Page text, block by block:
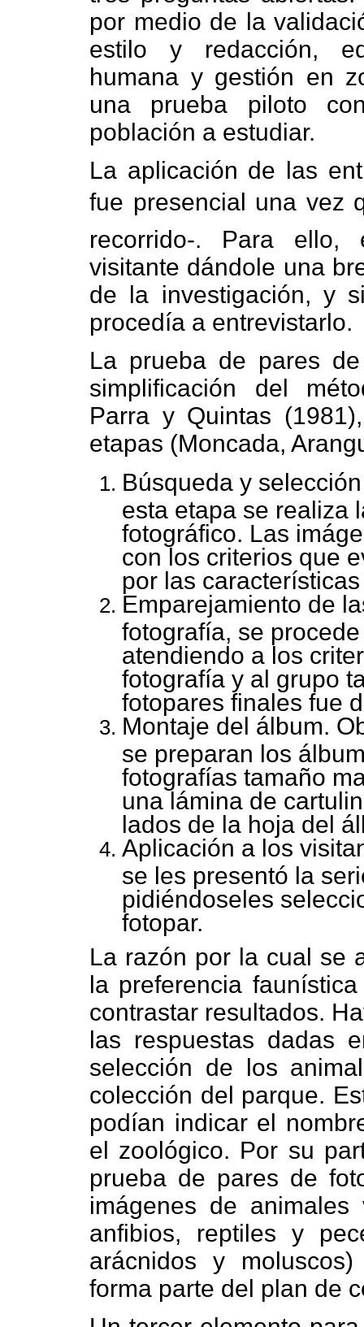
por medio de la
estilo y redacción,
humana y gestión en
una prueba piloto
población a estudiar.
La aplicación de las
fue presencial una
recorrido-. Para ello,
visitante dándole una
de la investigación, y
procedía a entrevistarlo.
La prueba de pares
simplificación del
Parra y Quintas
etapas (Moncada,
Búsqueda y
esta etapa se realiza
fotográfico. Las
con los criterios que
por las
Emparejamiento de
fotografía, se
atendiendo a los
fotografía y al grupo
fotopares finales fue
Montaje del álbum.
se preparan los
fotografías tamaño
una lámina de
lados de la hoja del
Aplicación a los
se les presentó la
pidiéndoseles
fotopar.
La razón por la cual se
la preferencia
contrastar resultados.
las respuestas dadas
selección de los
colección del parque.
podían indicar el
el zoológico. Por su
prueba de pares de
imágenes de animales
anfibios, reptiles y
arácnidos y
forma parte del plan de